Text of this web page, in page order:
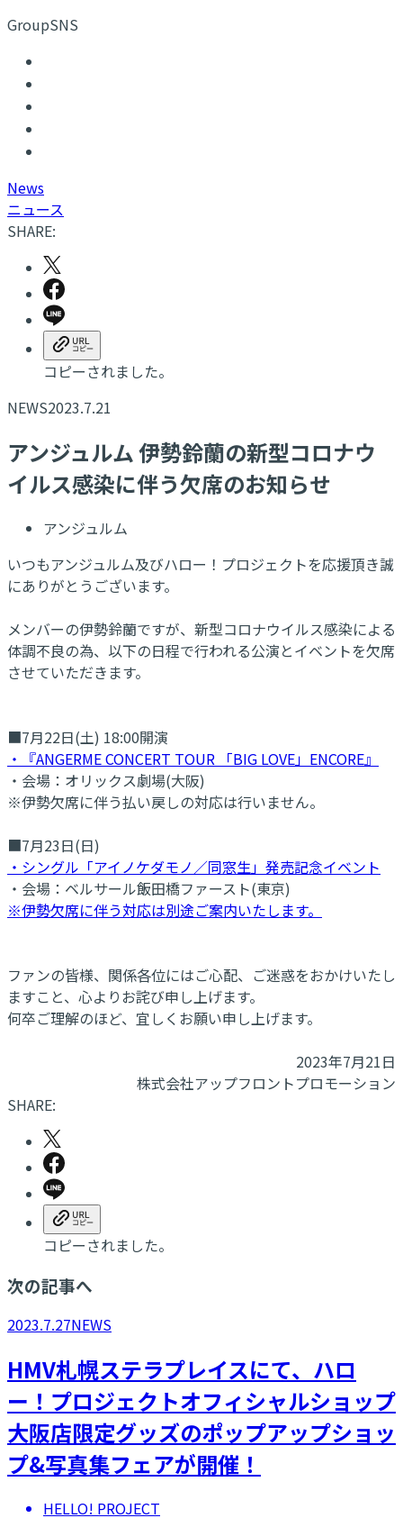
GroupSNS
News
ニュース
SHARE:
コピーされました。
NEWS2023.7.21
アンジュルム 伊勢鈴蘭の新型コロナウ
イルス感染に伴う欠席のお知らせ
アンジュルム
いつもアンジュルム及びハロー！プロジェクトを応援頂き誠
にありがとうございます。
メンバーの伊勢鈴蘭ですが、新型コロナウイルス感染による
体調不良の為、以下の日程で行われる公演とイベントを欠席
させていただきます。
■7月22日(土) 18:00開演
・『ANGERME CONCERT TOUR 「BIG LOVE」ENCORE』
・会場：オリックス劇場(大阪)
※伊勢欠席に伴う払い戻しの対応は行いません。
■7月23日(日)
・シングル「アイノケダモノ／同窓生」発売記念イベント
・会場：ベルサール飯田橋ファースト(東京)
※伊勢欠席に伴う対応は別途ご案内いたします。
ファンの皆様、関係各位にはご心配、ご迷惑をおかけいたし
ますこと、心よりお詫び申し上げます。
何卒ご理解のほど、宜しくお願い申し上げます。
2023年7月21日
株式会社アップフロントプロモーション
SHARE:
コピーされました。
次の記事へ
2023.7.27NEWS
HMV札幌ステラプレイスにて、ハロ
ー！プロジェクトオフィシャルショップ
大阪店限定グッズのポップアップショッ
プ&写真集フェアが開催！
HELLO! PROJECT